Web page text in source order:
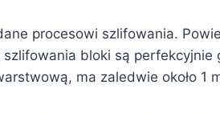
procesowi szlifowania.
bloki są perfekcyjnie
ma zaledwie około 1